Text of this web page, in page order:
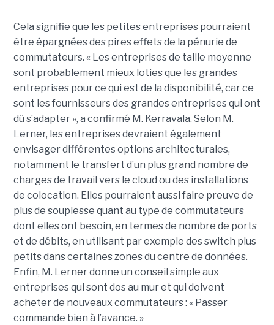
Cela signifie que les petites entreprises pourraient
être épargnées des pires effets de la pénurie de
commutateurs. « Les entreprises de taille moyenne
sont probablement mieux loties que les grandes
entreprises pour ce qui est de la disponibilité, car ce
sont les fournisseurs des grandes entreprises qui ont
dû s’adapter », a confirmé M. Kerravala. Selon M.
Lerner, les entreprises devraient également
envisager différentes options architecturales,
notamment le transfert d’un plus grand nombre de
charges de travail vers le cloud ou des installations
de colocation. Elles pourraient aussi faire preuve de
plus de souplesse quant au type de commutateurs
dont elles ont besoin, en termes de nombre de ports
et de débits, en utilisant par exemple des switch plus
petits dans certaines zones du centre de données.
Enfin, M. Lerner donne un conseil simple aux
entreprises qui sont dos au mur et qui doivent
acheter de nouveaux commutateurs : « Passer
commande bien à l’avance. »